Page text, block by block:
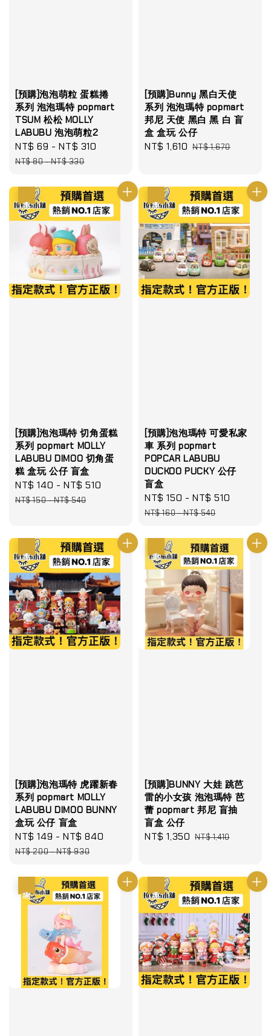
[預購]泡泡萌粒 蛋糕捲
系列 泡泡瑪特 popmart
TSUM 松松 MOLLY
LABUBU 泡泡萌粒2
Sale
price
NT$ 69 -NT$ 310
NT$ 80-NT$ 330
[預購]Bunny 黑白天使
系列 泡泡瑪特 popmart
邦尼 天使 黑白 黑 白 盲
盒 盒玩 公仔
Sale
NT$ 1,610 Regular
NT$ 1,670
[預購]泡泡瑪特 切角蛋糕
系列 popmart MOLLY
LABUBU DIMOO 切角蛋
糕 盒玩 公仔 盲盒
Sale
price
NT$ 140 -NT$ 510
NT$ 150-NT$ 540
[預購]泡泡瑪特 可愛私家
車 系列 popmart
POPCAR LABUBU
DUCKOO PUCKY 公仔
盲盒
Sale
price
NT$ 150 -NT$ 510
NT$ 160-NT$ 540
[預購]泡泡瑪特 虎躍新春
系列 popmart MOLLY
LABUBU DIMOO BUNNY
盒玩 公仔 盲盒
Sale
price
NT$ 149 -NT$ 840
NT$ 200-NT$ 930
[預購]BUNNY 大娃 跳芭
雷的小女孩 泡泡瑪特 芭
蕾 popmart 邦尼 盲抽
盲盒 公仔
Sale
NT$ 1,350 Regular
NT$ 1,410